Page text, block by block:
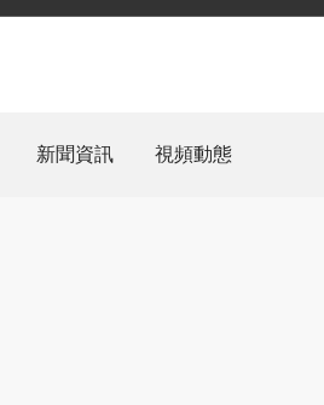
新聞資訊 視頻動態